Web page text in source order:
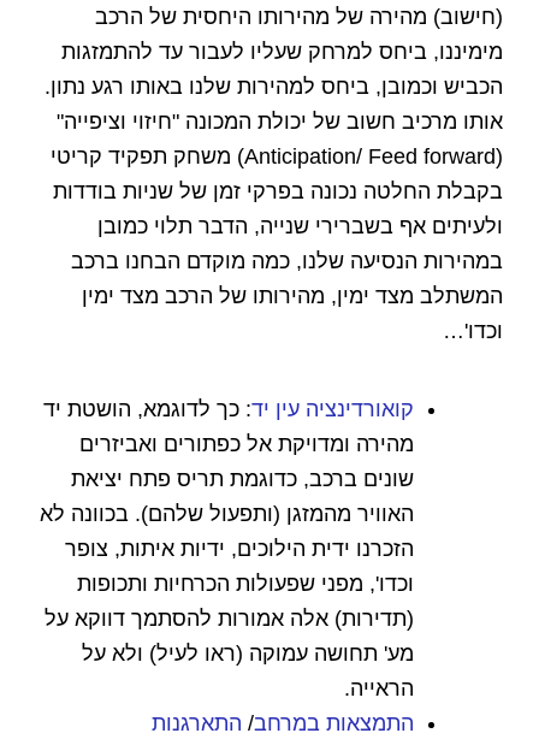
(חישוב) מהירה של מהירותו היחסית של הרכב
מימיננו, ביחס למרחק שעליו לעבור עד להתמזגות
הכביש וכמובן, ביחס למהירות שלנו באותו רגע נתון.
אותו מרכיב חשוב של יכולת המכונה "חיזוי וציפייה"
(Anticipation/ Feed forward) משחק תפקיד קריטי
בקבלת החלטה נכונה בפרקי זמן של שניות בודדות
ולעיתים אף בשברירי שנייה, הדבר תלוי כמובן
במהירות הנסיעה שלנו, כמה מוקדם הבחנו ברכב
המשתלב מצד ימין, מהירותו של הרכב מצד ימין
וכדו'…
קואורדינציה עין יד: כך לדוגמא, הושטת יד
מהירה ומדויקת אל כפתורים ואביזרים
שונים ברכב, כדוגמת תריס פתח יציאת
האוויר מהמזגן (ותפעול שלהם). בכוונה לא
הזכרנו ידית הילוכים, ידיות איתות, צופר
וכדו', מפני שפעולות הכרחיות ותכופות
(תדירות) אלה אמורות להסתמך דווקא על
מע' תחושה עמוקה (ראו לעיל) ולא על
הראייה.
התמצאות במרחב/ התארגנות